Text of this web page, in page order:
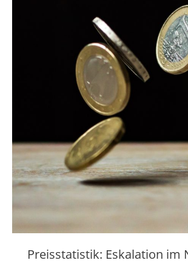
Preisstatistik: Eskalation im